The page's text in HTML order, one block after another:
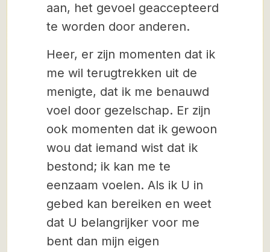
aan, het gevoel geaccepteerd
te worden door anderen.
Heer, er zijn momenten dat ik
me wil terugtrekken uit de
menigte, dat ik me benauwd
voel door gezelschap. Er zijn
ook momenten dat ik gewoon
wou dat iemand wist dat ik
bestond; ik kan me te
eenzaam voelen. Als ik U in
gebed kan bereiken en weet
dat U belangrijker voor me
bent dan mijn eigen